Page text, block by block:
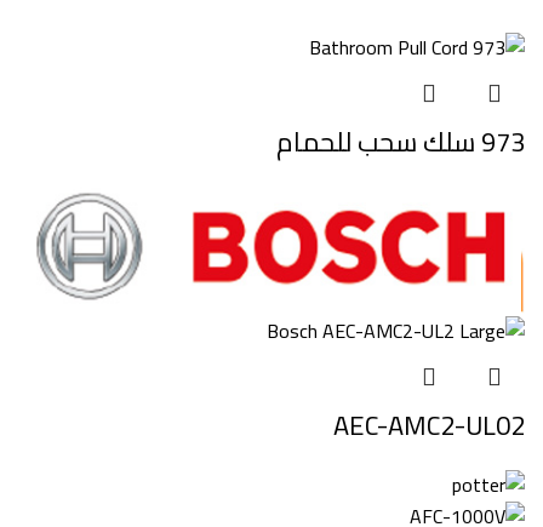
973 سلك سحب للحمام
AEC-AMC2-UL02